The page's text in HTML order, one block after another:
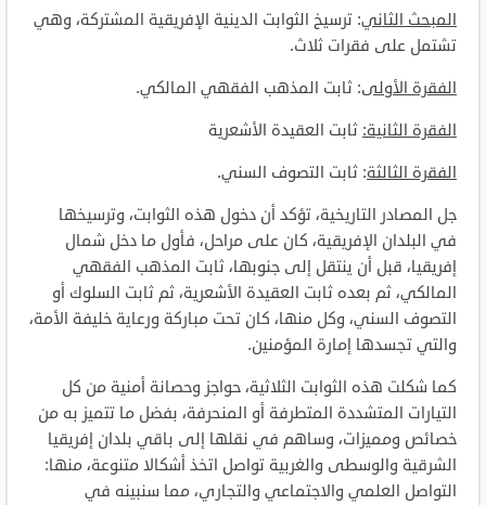
المبحث الثاني: ترسيخ الثوابت الدينية الإفريقية المشتركة، وهي
تشتمل على فقرات ثلاث.
الفقرة الأولى: ثابت المذهب الفقهي المالكي.
الفقرة الثانية: ثابت العقيدة الأشعرية
الفقرة الثالثة: ثابت التصوف السني.
جل المصادر التاريخية، تؤكد أن دخول هذه الثوابت، وترسيخها
في البلدان الإفريقية، كان على مراحل، فأول ما دخل شمال
إفريقيا، قبل أن ينتقل إلى جنوبها، ثابت المذهب الفقهي
المالكي، ثم بعده ثابت العقيدة الأشعرية، ثم ثابت السلوك أو
التصوف السني، وكل منها، كان تحت مباركة ورعاية خليفة الأمة،
والتي تجسدها إمارة المؤمنين.
كما شكلت هذه الثوابت الثلاثية، حواجز وحصانة أمنية من كل
التيارات المتشددة المتطرفة أو المنحرفة، بفضل ما تتميز به من
خصائص ومميزات، وساهم في نقلها إلى باقي بلدان إفريقيا
الشرقية والوسطى والغربية تواصل اتخذ أشكالا متنوعة، منها:
التواصل العلمي والاجتماعي والتجاري، مما سنبينه في